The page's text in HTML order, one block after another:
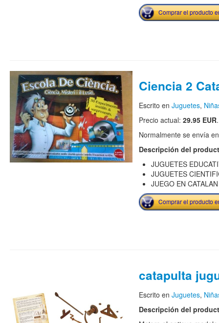
Comprar el producto
Ciencia 2
Escrito en Juguetes,
Precio actual: 29.95 EUR.
Normalmente se envía
Descripción del
JUGUETES
JUGUETES
JUEGO EN CATALAN
Comprar el producto
catapulta
Escrito en Juguetes,
Descripción del